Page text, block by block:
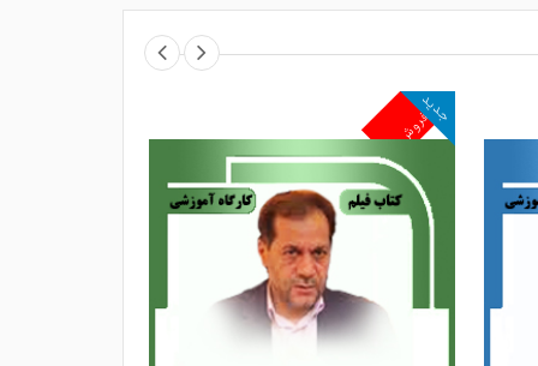
رسیدگی در کمیسیون ماده۱۰۰را
برای قضات، وکلا، مشاوران حقوقی
دعاوی شهری مواجه‌اند.
آموزش‌های تحلیلی و مبتنی بر تجربه
قابل استفاده باشد.
پرفروش
جدید